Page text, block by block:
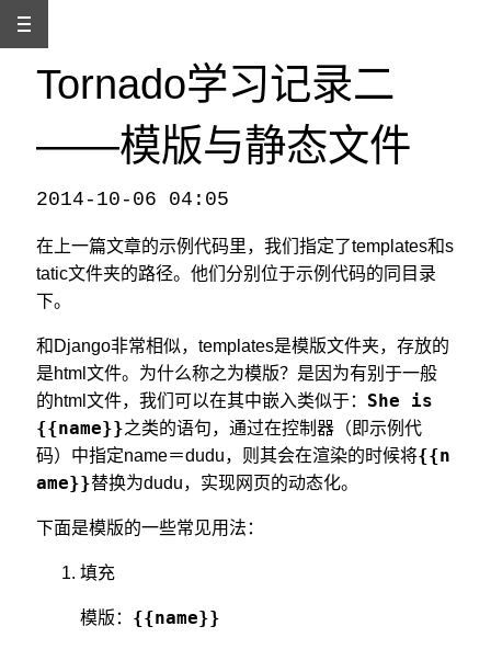
Tornado学习记录二
——模版与静态文件
2014-10-06 04:05
在上一篇文章的示例代码里，我们指定了templates和s
tatic文件夹的路径。他们分别位于示例代码的同目录
下。
和Django非常相似，templates是模版文件夹，存放的
是html文件。为什么称之为模版？是因为有别于一般
的html文件，我们可以在其中嵌入类似于： She is
{{name}}之类的语句，通过在控制器（即示例代
码）中指定name＝dudu，则其会在渲染的时候将{{n
ame}}替换为dudu，实现网页的动态化。
下面是模版的一些常见用法：
填充
模版： {{name}}